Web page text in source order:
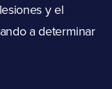
y el
a determinar